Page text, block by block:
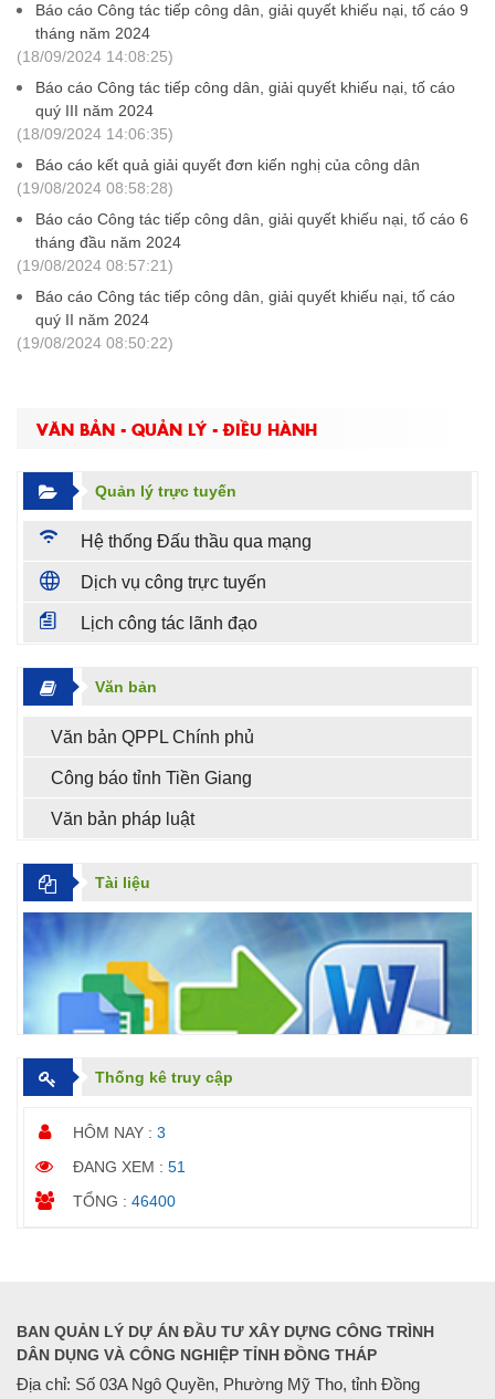
Báo cáo Công tác tiếp công dân, giải quyết khiếu nại, tố cáo 9
tháng năm 2024
(18/09/2024 14:08:25)
Báo cáo Công tác tiếp công dân, giải quyết khiếu nại, tố cáo
quý III năm 2024
(18/09/2024 14:06:35)
Báo cáo kết quả giải quyết đơn kiến nghị của công dân
(19/08/2024 08:58:28)
Báo cáo Công tác tiếp công dân, giải quyết khiếu nại, tố cáo 6
tháng đầu năm 2024
(19/08/2024 08:57:21)
Báo cáo Công tác tiếp công dân, giải quyết khiếu nại, tố cáo
quý II năm 2024
(19/08/2024 08:50:22)
VĂN BẢN - QUẢN LÝ - ĐIỀU HÀNH
Quản lý trực tuyến
Hệ thống Đấu thầu qua mạng
Dịch vụ công trực tuyến
Lịch công tác lãnh đạo
Văn bản
Văn bản QPPL Chính phủ
Công báo tỉnh Tiền Giang
Văn bản pháp luật
Tài liệu
Thống kê truy cập
HÔM NAY :3
ĐANG XEM :51
TỔNG :46400
BAN QUẢN LÝ DỰ ÁN ĐẦU TƯ XÂY DỰNG CÔNG TRÌNH
DÂN DỤNG VÀ CÔNG NGHIỆP TỈNH ĐỒNG THÁP
Địa chỉ: Số 03A Ngô Quyền, Phường Mỹ Tho, tỉnh Đồng